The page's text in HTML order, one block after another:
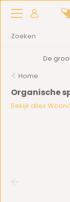
De
Home
Organische
Bekijk alles